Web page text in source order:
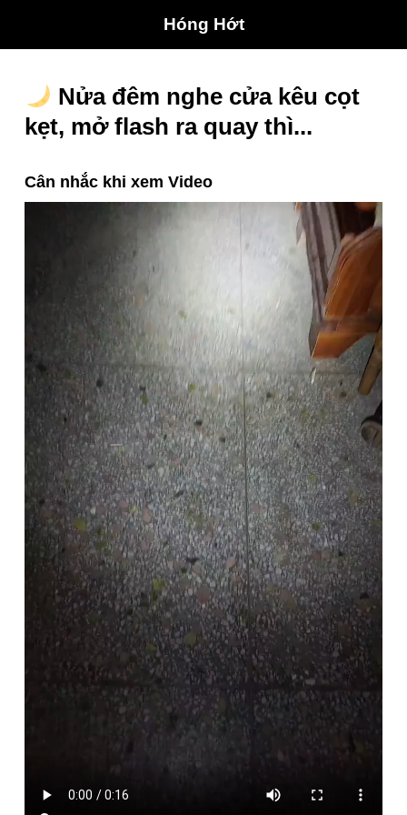
Hóng Hớt
Nửa đêm nghe cửa kêu cọt
kẹt, mở flash ra quay thì...
Cân nhắc khi xem Video